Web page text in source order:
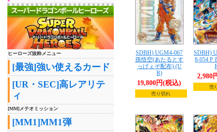
ヒーローズ抜粋メニュー
[最強]強い使えるカード
[UR・SEC]高レアリテ
ィ
[MM]メテオミッション
[MM1]MM1弾
SDBH) UGM4-067
孫悟空(あたるとす
っげぇぞ配布) (U
R)
19,800円(税込)
売り切れ
SDBH)
8-054 P
2,980
売